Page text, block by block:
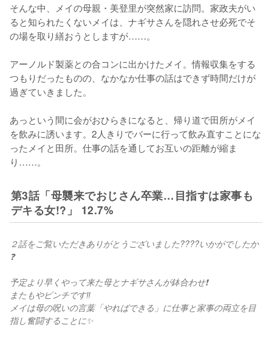
そんな中、メイの母親・美登里が突然家に訪問。家政夫がい
ると知られたくないメイは、ナギサさんを隠れさせ必死でそ
の場を取り繕おうとしますが……。
アーノルド製薬との合コンに出かけたメイ。情報収集をする
つもりだったものの、なかなか仕事の話はできず時間だけが
過ぎていきました。
あっという間に会がおひらきになると、帰り道で田所がメイ
を飲みに誘います。2人きりでバーに行って飲み直すことにな
ったメイと田所。仕事の話を通してお互いの距離が縮ま
り……。
第3話「母襲来でおじさん卒業…目指すは家事も
デキる女!?」 12.7%
２話をご覧いただきありがとうございました????いかがでしたか
❓
予定より早くやって来た母とナギサさんが鉢合わせ❗️
またもやピンチです‼️
メイは母の呪いの言葉「やればできる」に仕事と家事の両立を目
指し奮闘することに✨